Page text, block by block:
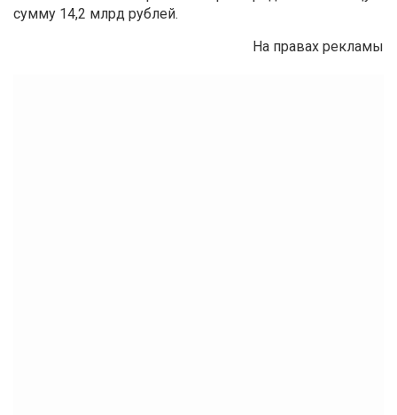
сумму 14,2 млрд рублей.
На правах рекламы